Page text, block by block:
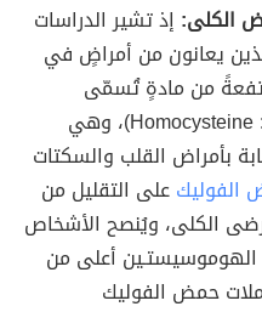
الكلى: إذ تشير الدراسات
الذين يعانون من أمراضٍ في
من مادةٍ تُسمّى
الهوموسيستـين (بالإنجليزية: Homocysteine)، وهي
بأمراض القلب والسكتات
الفوليكعلى التقليل من
الكلى، ويُنصح الأشخاص
أعلى من
حمض الفوليك